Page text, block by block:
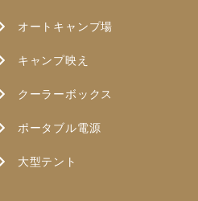
オートキャンプ場
キャンプ映え
クーラーボックス
ポータブル電源
大型テント